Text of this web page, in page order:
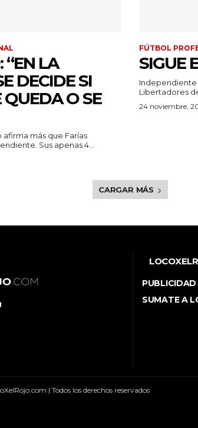
“EN LA
DECIDE SI
QUEDA O SE
afirma más que Farías
Sus apenas 4...
FÚTBOL
SIGUE
Independiente
Libertadores
24 noviembre,
CARGAR MÁS
PUBLICIDAD
SUMATE A
| Todos los derechos reservados